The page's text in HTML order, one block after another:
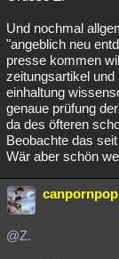
Und nochmal
"angeblich neu
presse kommen
zeitungsartikel
einhaltung
genaue prüfung
da des öfteren
Beobachte das
Wär aber schön
@Z.